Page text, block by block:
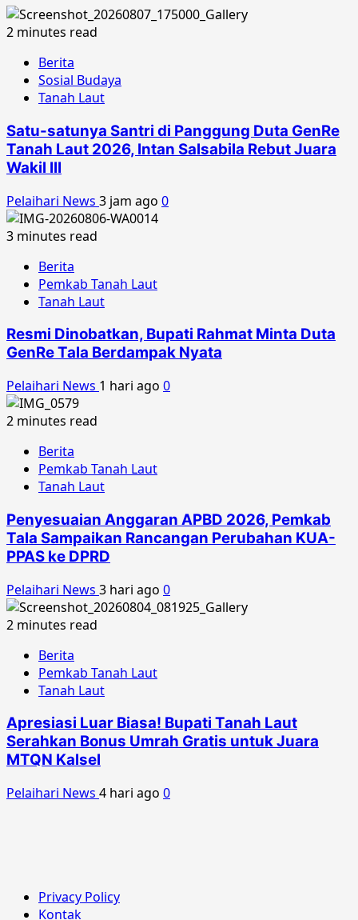
2 minutes read
Berita
Sosial Budaya
Tanah Laut
Satu-satunya Santri di Panggung Duta GenRe
Tanah Laut 2026, Intan Salsabila Rebut Juara
Wakil III
Pelaihari News 3 jam ago 0
3 minutes read
Berita
Pemkab Tanah Laut
Tanah Laut
Resmi Dinobatkan, Bupati Rahmat Minta Duta
GenRe Tala Berdampak Nyata
Pelaihari News 1 hari ago 0
2 minutes read
Berita
Pemkab Tanah Laut
Tanah Laut
Penyesuaian Anggaran APBD 2026, Pemkab
Tala Sampaikan Rancangan Perubahan KUA-
PPAS ke DPRD
Pelaihari News 3 hari ago 0
2 minutes read
Berita
Pemkab Tanah Laut
Tanah Laut
Apresiasi Luar Biasa! Bupati Tanah Laut
Serahkan Bonus Umrah Gratis untuk Juara
MTQN Kalsel
Pelaihari News 4 hari ago 0
Privacy Policy
Kontak